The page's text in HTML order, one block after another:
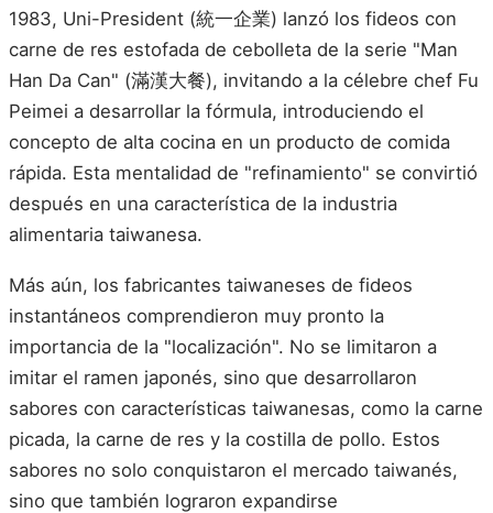
1983, Uni-President (統一企業) lanzó los fideos con
carne de res estofada de cebolleta de la serie "Man
Han Da Can" (滿漢大餐), invitando a la célebre chef Fu
Peimei a desarrollar la fórmula, introduciendo el
concepto de alta cocina en un producto de comida
rápida. Esta mentalidad de "refinamiento" se convirtió
después en una característica de la industria
alimentaria taiwanesa.
Más aún, los fabricantes taiwaneses de fideos
instantáneos comprendieron muy pronto la
importancia de la "localización". No se limitaron a
imitar el ramen japonés, sino que desarrollaron
sabores con características taiwanesas, como la carne
picada, la carne de res y la costilla de pollo. Estos
sabores no solo conquistaron el mercado taiwanés,
sino que también lograron expandirse